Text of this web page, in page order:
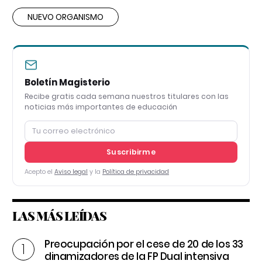
NUEVO ORGANISMO
Boletín Magisterio
Recibe gratis cada semana nuestros titulares con las
noticias más importantes de educación
Suscribirme
Acepto el Aviso legal y la Política de privacidad
LAS MÁS LEÍDAS
Preocupación por el cese de 20 de los 33
dinamizadores de la FP Dual intensiva